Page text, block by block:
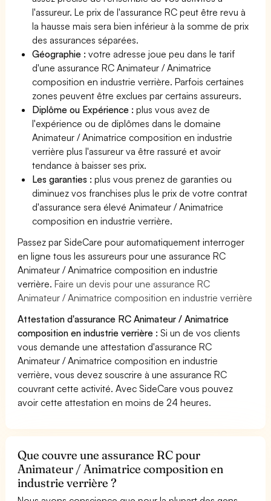
l'assureur. Le prix de l'assurance RC peut être revu à
la hausse mais sera bien inférieur à la somme de prix
des assurances séparées.
Géographie :votre adresse joue peu dans le tarif
d'une assurance RC Animateur / Animatrice
composition en industrie verrière. Parfois certaines
zones peuvent être exclues par certains assureurs.
Diplôme ou Expérience :plus vous avez de
l'expérience ou de diplômes dans le domaine
Animateur / Animatrice composition en industrie
verrière plus l'assureur va être rassuré et avoir
tendance à baisser ses prix.
Les garanties :plus vous prenez de garanties ou
diminuez vos franchises plus le prix de votre contrat
d'assurance sera élevé Animateur / Animatrice
composition en industrie verrière.
Passez par SideCare pour automatiquement interroger
en ligne tous les assureurs pour une assurance RC
Animateur / Animatrice composition en industrie
verrière.Faire un devis pour une assurance RC
Animateur / Animatrice composition en industrie verrière
Attestation d'assurance RC Animateur / Animatrice
composition en industrie verrière : Si un de vos clients
vous demande une attestation d'assurance RC
Animateur / Animatrice composition en industrie
verrière, vous devez souscrire à une assurance RC
couvrant cette activité. Avec SideCare vous pouvez
avoir cette attestation en moins de 24 heures.
Que couvre une assurance RC pour
Animateur / Animatrice composition en
industrie verrière ?